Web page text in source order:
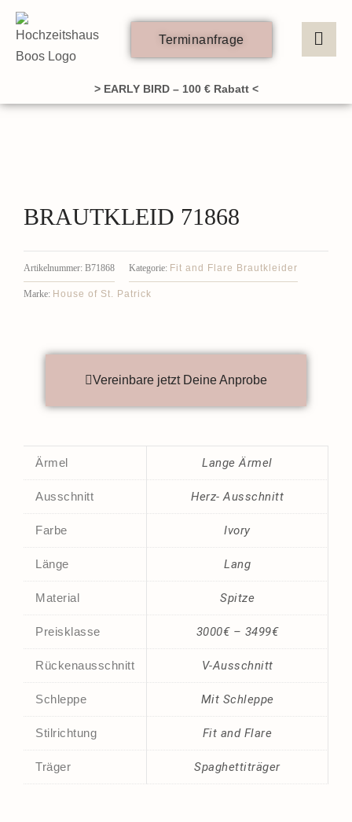
Zum
Inhalt
springen
Terminanfrage
> EARLY BIRD – 100 € Rabatt <
BRAUTKLEID 71868
Artikelnummer: B71868 Kategorie: Fit and Flare Brautkleider
Marke: House of St. Patrick
Vereinbare jetzt Deine Anprobe
Ärmel Lange Ärmel
Ausschnitt Herz- Ausschnitt
Farbe Ivory
Länge Lang
Material Spitze
Preisklasse 3000€ – 3499€
Rückenausschnitt V-Ausschnitt
Schleppe Mit Schleppe
Stilrichtung Fit and Flare
Träger Spaghettiträger